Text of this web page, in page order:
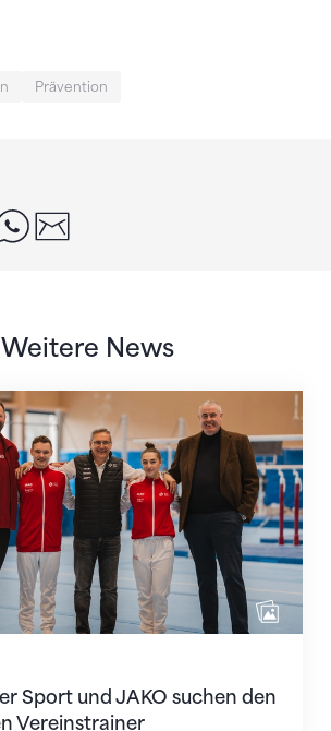
Prävention
whatsapp
Weitere News
Sport und JAKO suchen den
Vereinstrainer
und JAKO suchen den